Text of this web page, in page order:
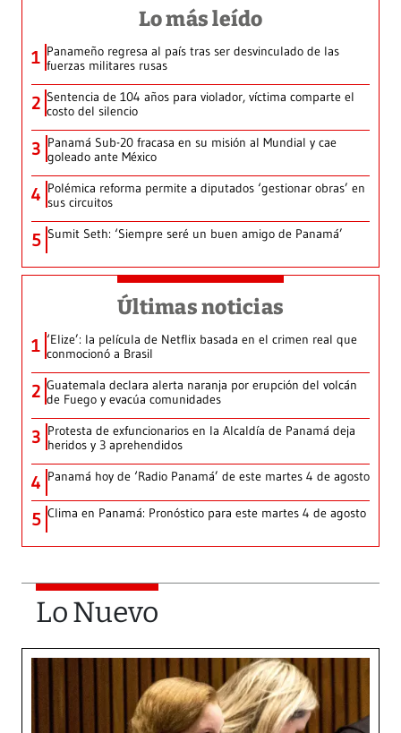
Lo más leído
1 Panameño regresa al país tras ser desvinculado de las
fuerzas militares rusas
2 Sentencia de 104 años para violador, víctima comparte el
costo del silencio
3 Panamá Sub-20 fracasa en su misión al Mundial y cae
goleado ante México
4 Polémica reforma permite a diputados ‘gestionar obras’ en
sus circuitos
5 Sumit Seth: ‘Siempre seré un buen amigo de Panamá’
Últimas noticias
1 ‘Elize’: la película de Netflix basada en el crimen real que
conmocionó a Brasil
2 Guatemala declara alerta naranja por erupción del volcán
de Fuego y evacúa comunidades
3 Protesta de exfuncionarios en la Alcaldía de Panamá deja
heridos y 3 aprehendidos
4 Panamá hoy de ‘Radio Panamá’ de este martes 4 de agosto
5 Clima en Panamá: Pronóstico para este martes 4 de agosto
Lo Nuevo